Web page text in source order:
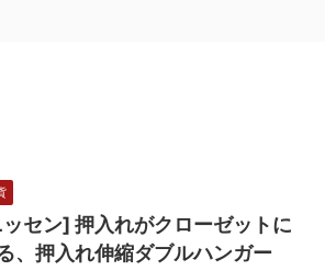
セン] 押入れがクローゼットに
、押入れ伸縮ダブルハンガー